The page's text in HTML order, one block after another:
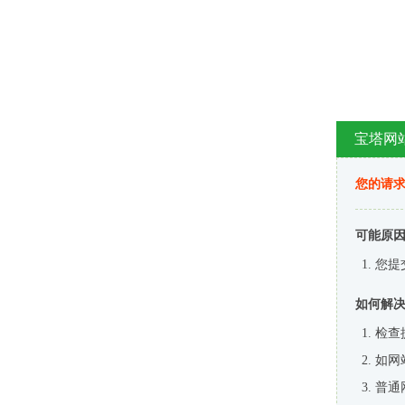
宝塔网
您的请
可能原
您提
如何解
检查
如网
普通